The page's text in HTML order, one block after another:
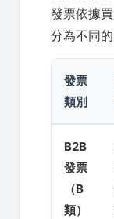
發票依據
分為不同
發票
類別
B2B
發票
（B
類）